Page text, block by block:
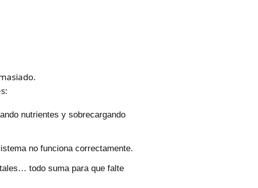
nutrientes y sobrecargando
no funciona correctamente.
todo suma para que falte